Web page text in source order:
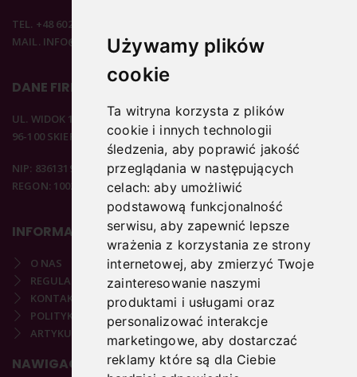
Używamy plików
cookie
Ta witryna korzysta z plików
cookie i innych technologii
śledzenia, aby poprawić jakość
przeglądania w następujących
celach:aby umożliwić
podstawową funkcjonalność
serwisu,aby zapewnić lepsze
wrażenia z korzystania ze strony
internetowej,aby zmierzyć Twoje
zainteresowanie naszymi
produktami i usługami oraz
personalizować interakcje
marketingowe,aby dostarczać
reklamy które są dla Ciebie
TEL. +48 602 537 894
MAIL. INFO@PODOSTORE.PL
DANE FIRMOWE
UL. WIDOK 15B
96-100 SKIERNIEWICE
NIP: 8361319313
REGON: 100297020
INFORMACJE
O NAS
REGULAMIN
KONTAKT
POLITYKA PRYWATNOŚCI
ARTYKUŁY PODOLOGICZNE
NAWIGACJA